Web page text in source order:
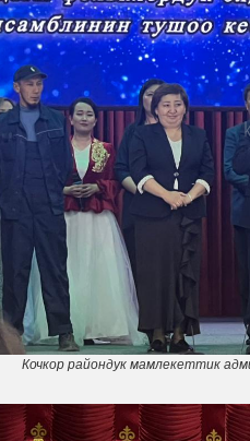
Кочкор райондук мамлекеттик